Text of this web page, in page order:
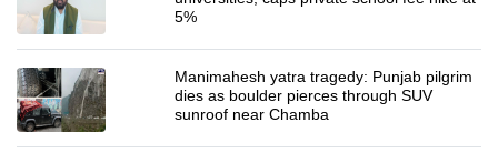
5%
Manimahesh yatra tragedy: Punjab pilgrim
dies as boulder pierces through SUV
sunroof near Chamba